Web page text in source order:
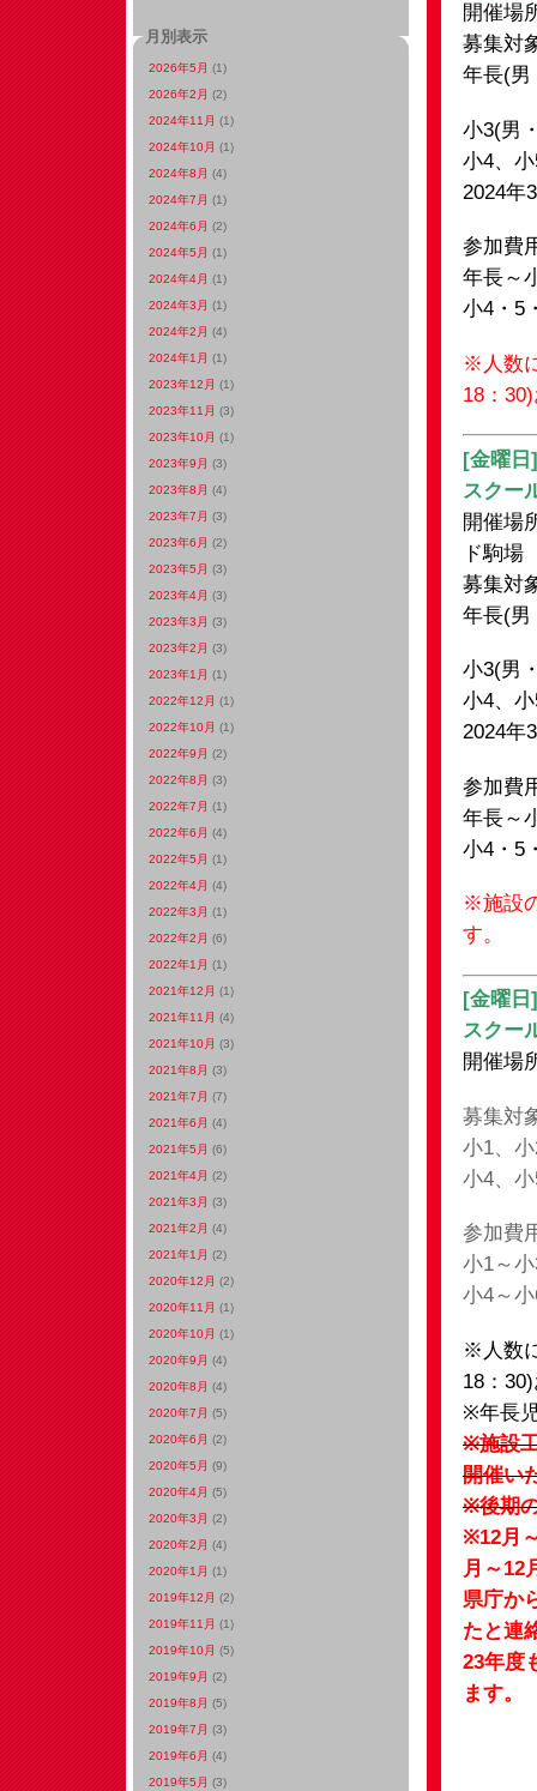
開催場
募集対
年長(男
小3(男
小4、
2024年
参加費
年長～
小4・5
※人数
18：
[金曜日]
スクー
開催場
ド駒場
募集対
年長(男
小3(男
小4、
2024年
参加費
年長～
小4・5
※施設
す。
[金曜日]
スクー
開催場
募集対
小1、
小4、
参加費
小1～
小4～
※人数
18：
※年長
※施設
開催い
※後期
※12月
月～12
県庁か
たと連
23年度
ます。
月別表示
2026年5月 (1)
2026年2月 (2)
2024年11月 (1)
2024年10月 (1)
2024年8月 (4)
2024年7月 (1)
2024年6月 (2)
2024年5月 (1)
2024年4月 (1)
2024年3月 (1)
2024年2月 (4)
2024年1月 (1)
2023年12月 (1)
2023年11月 (3)
2023年10月 (1)
2023年9月 (3)
2023年8月 (4)
2023年7月 (3)
2023年6月 (2)
2023年5月 (3)
2023年4月 (3)
2023年3月 (3)
2023年2月 (3)
2023年1月 (1)
2022年12月 (1)
2022年10月 (1)
2022年9月 (2)
2022年8月 (3)
2022年7月 (1)
2022年6月 (4)
2022年5月 (1)
2022年4月 (4)
2022年3月 (1)
2022年2月 (6)
2022年1月 (1)
2021年12月 (1)
2021年11月 (4)
2021年10月 (3)
2021年8月 (3)
2021年7月 (7)
2021年6月 (4)
2021年5月 (6)
2021年4月 (2)
2021年3月 (3)
2021年2月 (4)
2021年1月 (2)
2020年12月 (2)
2020年11月 (1)
2020年10月 (1)
2020年9月 (4)
2020年8月 (4)
2020年7月 (5)
2020年6月 (2)
2020年5月 (9)
2020年4月 (5)
2020年3月 (2)
2020年2月 (4)
2020年1月 (1)
2019年12月 (2)
2019年11月 (1)
2019年10月 (5)
2019年9月 (2)
2019年8月 (5)
2019年7月 (3)
2019年6月 (4)
2019年5月 (3)